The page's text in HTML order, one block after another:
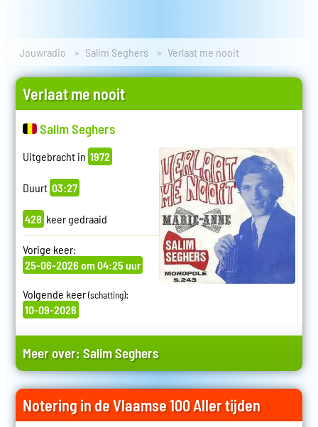
Jouwradio Salim Seghers Verlaat me nooit
Verlaat me nooit
Salim Seghers
Uitgebracht in 1972
Duurt 03:27
428 keer gedraaid
Vorige keer:
25-06-2026 om 04:25 uur
Volgende keer(schatting):
10-09-2026
Meer over:Salim Seghers
Notering in de Vlaamse 100 Aller tijden